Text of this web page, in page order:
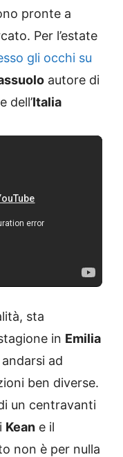
pronte a
Per l’estate
gli occhi su
autore di
dell’Italia
sta
in Emilia
ad
ben diverse.
un centravanti
Kean e il
non è per nulla